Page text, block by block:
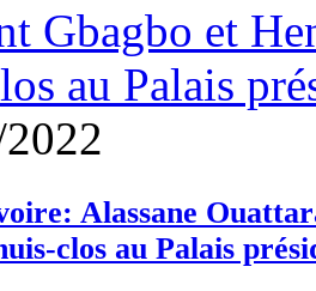
Alassane
clos au Palais